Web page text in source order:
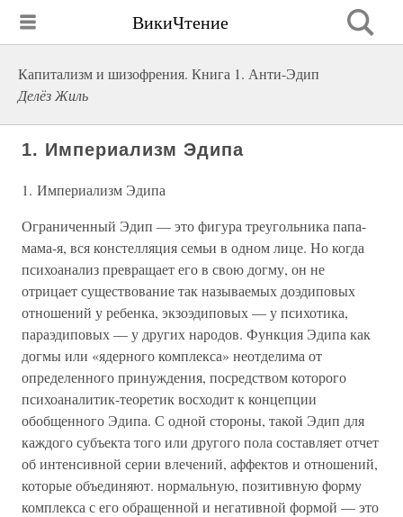
ВикиЧтение
Капитализм и шизофрения. Книга 1. Анти-Эдип
Делёз Жиль
1. Империализм Эдипа
1. Империализм Эдипа
Ограниченный Эдип — это фигура треугольника папа-
мама-я, вся констелляция семьи в одном лице. Но когда
психоанализ превращает его в свою догму, он не
отрицает существование так называемых доэдиповых
отношений у ребенка, экзоэдиповых — у психотика,
параэдиповых — у других народов. Функция Эдипа как
догмы или «ядерного комплекса» неотделима от
определенного принуждения, посредством которого
психоаналитик-теоретик восходит к концепции
обобщенного Эдипа. С одной стороны, такой Эдип для
каждого субъекта того или другого пола составляет отчет
об интенсивной серии влечений, аффектов и отношений,
которые объединяют. нормальную, позитивную форму
комплекса с его обращенной и негативной формой — это